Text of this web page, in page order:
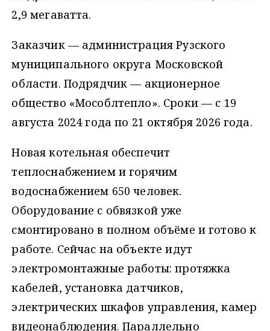
2,9 мегаватта.
Заказчик — администрация Рузского
муниципального округа Московской
области. Подрядчик — акционерное
общество «Мособлтепло». Сроки — с 19
августа 2024 года по 21 октября 2026 года.
Новая котельная обеспечит
теплоснабжением и горячим
водоснабжением 650 человек.
Оборудование с обвязкой уже
смонтировано в полном объёме и готово к
работе. Сейчас на объекте идут
электромонтажные работы: протяжка
кабелей, установка датчиков,
электрических шкафов управления, камер
видеонаблюдения. Параллельно